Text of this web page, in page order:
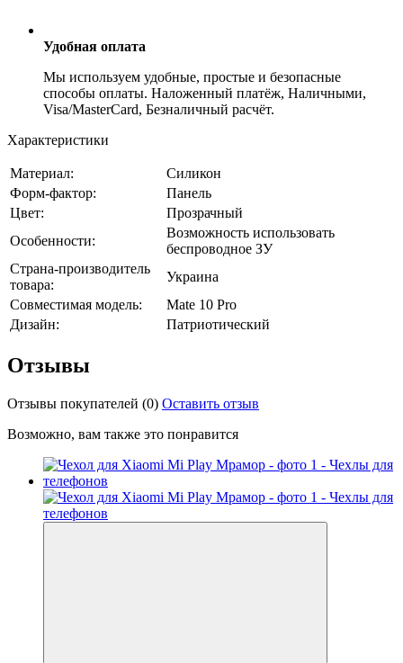
Удобная оплата
Мы используем удобные, простые и безопасные
способы оплаты. Наложенный платёж, Наличными,
Visa/MasterCard, Безналичный расчёт.
Характеристики
Материал:
Силикон
Форм-фактор:
Панель
Цвет:
Прозрачный
Особенности:
Возможность использовать
беспроводное ЗУ
Страна-производитель
товара:
Украина
Совместимая модель:
Mate 10 Pro
Дизайн:
Патриотический
Отзывы
Отзывы покупателей (0) Оставить отзыв
Возможно, вам также это понравится